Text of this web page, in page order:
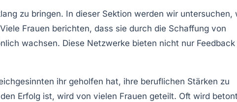
zu bringen. In dieser Sektion werden wir untersuchen,
Frauen berichten, dass sie durch die Schaffung von
wachsen. Diese Netzwerke bieten nicht nur Feedback
ihr geholfen hat, ihre beruflichen Stärken zu
Erfolg ist, wird von vielen Frauen geteilt. Oft wird